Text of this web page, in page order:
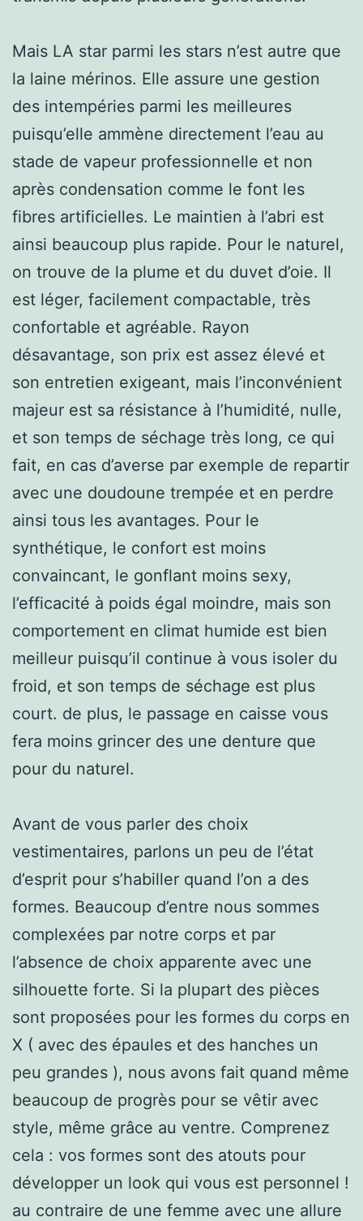
Mais LA star parmi les stars n’est autre que
la laine mérinos. Elle assure une gestion
des intempéries parmi les meilleures
puisqu’elle ammène directement l’eau au
stade de vapeur professionnelle et non
après condensation comme le font les
fibres artificielles. Le maintien à l’abri est
ainsi beaucoup plus rapide. Pour le naturel,
on trouve de la plume et du duvet d’oie. Il
est léger, facilement compactable, très
confortable et agréable. Rayon
désavantage, son prix est assez élevé et
son entretien exigeant, mais l’inconvénient
majeur est sa résistance à l’humidité, nulle,
et son temps de séchage très long, ce qui
fait, en cas d’averse par exemple de repartir
avec une doudoune trempée et en perdre
ainsi tous les avantages. Pour le
synthétique, le confort est moins
convaincant, le gonflant moins sexy,
l’efficacité à poids égal moindre, mais son
comportement en climat humide est bien
meilleur puisqu’il continue à vous isoler du
froid, et son temps de séchage est plus
court. de plus, le passage en caisse vous
fera moins grincer des une denture que
pour du naturel.
Avant de vous parler des choix
vestimentaires, parlons un peu de l’état
d’esprit pour s’habiller quand l’on a des
formes. Beaucoup d’entre nous sommes
complexées par notre corps et par
l’absence de choix apparente avec une
silhouette forte. Si la plupart des pièces
sont proposées pour les formes du corps en
X ( avec des épaules et des hanches un
peu grandes ), nous avons fait quand même
beaucoup de progrès pour se vêtir avec
style, même grâce au ventre. Comprenez
cela : vos formes sont des atouts pour
développer un look qui vous est personnel !
au contraire de une femme avec une allure